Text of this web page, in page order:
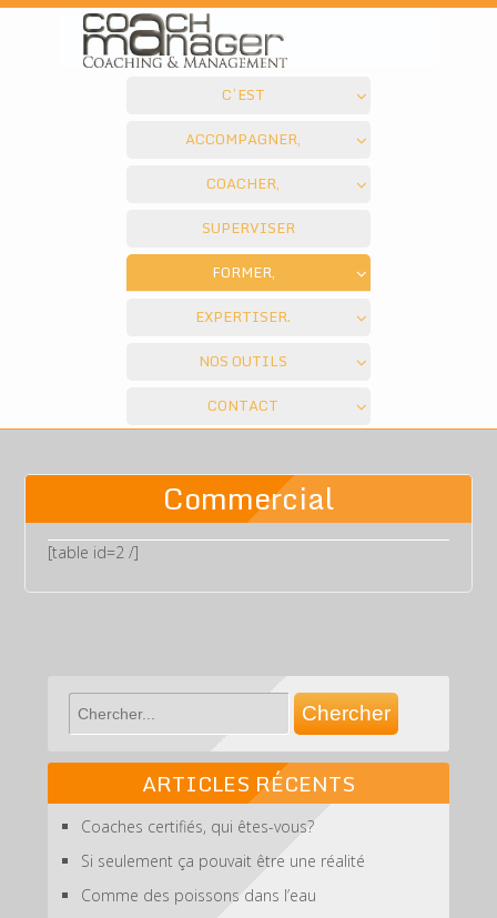
C’EST
ACCOMPAGNER,
COACHER,
SUPERVISER
FORMER,
EXPERTISER.
NOS OUTILS
CONTACT
Commercial
[table id=2 /]
ARTICLES RÉCENTS
Coaches certifiés, qui êtes-vous?
Si seulement ça pouvait être une réalité
Comme des poissons dans l’eau